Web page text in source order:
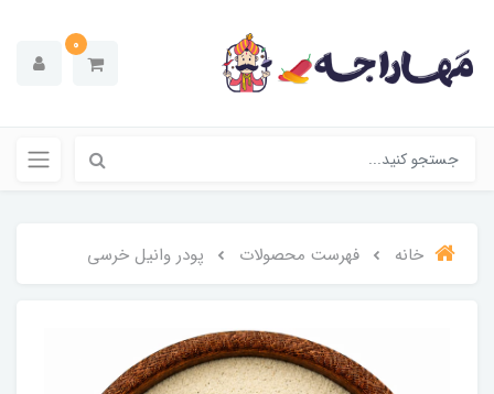
0
خانه فهرست محصولات پودر وانیل خرسی